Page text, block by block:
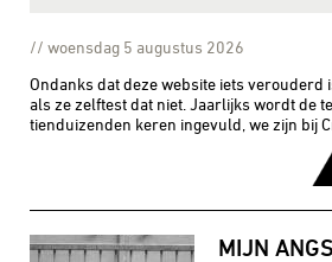
woensdag 5 augustus 2026
Ondanks dat deze website iets verouderd
als ze zelftest dat niet. Jaarlijks wordt de
tienduizenden keren ingevuld, we zijn bij
MIJN